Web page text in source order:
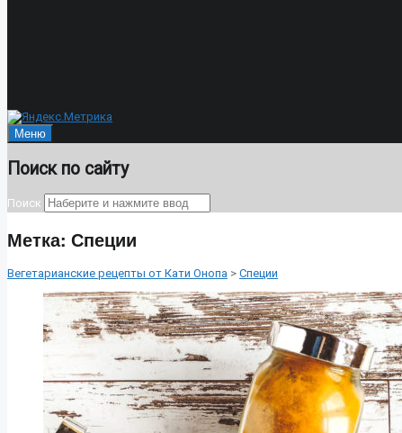
Меню
Поиск по сайту
Поиск
Метка: Специи
Вегетарианские рецепты от Кати Онопа > Специи